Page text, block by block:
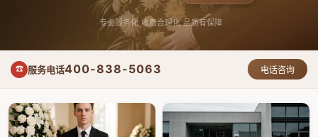
专业服务化 收费合理化 品质有保障
☎ 服务电话400-838-5063 电话咨询